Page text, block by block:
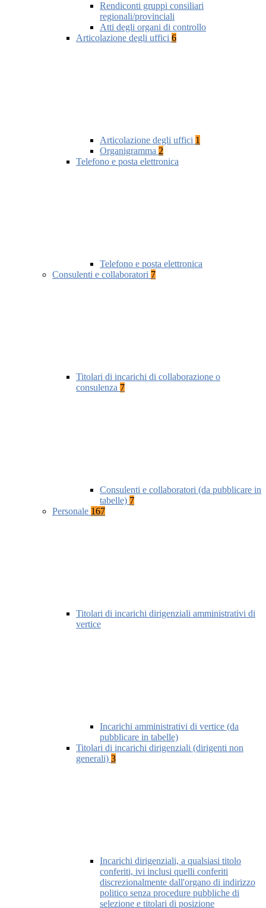
Rendiconti gruppi consiliari
regionali/provinciali
Atti degli organi di controllo
Articolazione degli uffici 6
Articolazione degli uffici 1
Organigramma 2
Telefono e posta elettronica
Telefono e posta elettronica
Consulenti e collaboratori 7
Titolari di incarichi di collaborazione o
consulenza 7
Consulenti e collaboratori (da pubblicare in
tabelle) 7
Personale 167
Titolari di incarichi dirigenziali amministrativi di
vertice
Incarichi amministrativi di vertice (da
pubblicare in tabelle)
Titolari di incarichi dirigenziali (dirigenti non
generali) 3
Incarichi dirigenziali, a qualsiasi titolo
conferiti, ivi inclusi quelli conferiti
discrezionalmente dall'organo di indirizzo
politico senza procedure pubbliche di
selezione e titolari di posizione